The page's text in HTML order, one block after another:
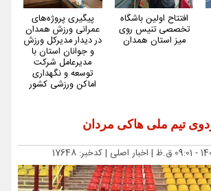
پیگیری پروژه‌های
عمرانی ورزش همدان
در دیدار مدیرکل ورزش
همدان از استان‌های
کم‌شکایت و کم‌حاشیه
کشور در حوزه ورزش
است
تیم ملی هاکی مردان
اخبار اصلی | کدخبر: 17648